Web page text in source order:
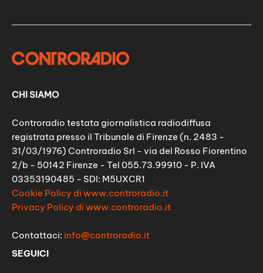
CHI SIAMO
Controradio testata giornalistica radiodiffusa
registrata presso il Tribunale di Firenze (n. 2483 -
31/03/1976) Controradio Srl - via del Rosso Fiorentino
2/b - 50142 Firenze - Tel 055.73.99910 - P. IVA
03353190485 - SDI: M5UXCR1
Cookie Policy di www.controradio.it
Privacy Policy di www.controradio.it
Contattaci: info@controradio.it
SEGUICI